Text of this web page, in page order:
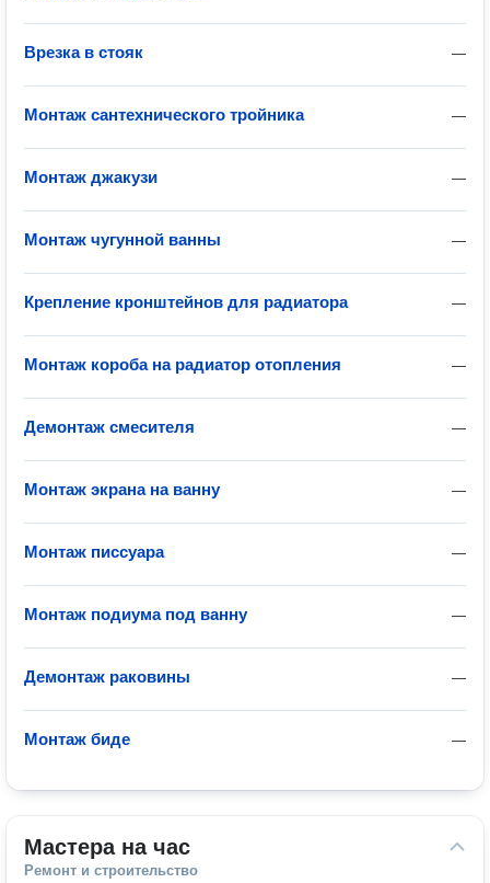
—
Врезка в стояк
—
Монтаж сантехнического тройника
—
Монтаж джакузи
—
Монтаж чугунной ванны
—
Крепление кронштейнов для радиатора
—
Монтаж короба на радиатор отопления
—
Демонтаж смесителя
—
Монтаж экрана на ванну
—
Монтаж писсуара
—
Монтаж подиума под ванну
—
Демонтаж раковины
—
Монтаж биде
Мастера на час
Ремонт и строительство